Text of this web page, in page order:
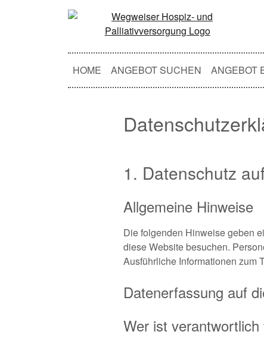
HOME ANGEBOT SUCHEN ANGEBOT
1. Datenschutz
Allgemeine Hinweise
Die folgenden Hinweise geben
diese Website besuchen.
Ausführliche Informationen zum
Datenerfassung auf
Wer ist